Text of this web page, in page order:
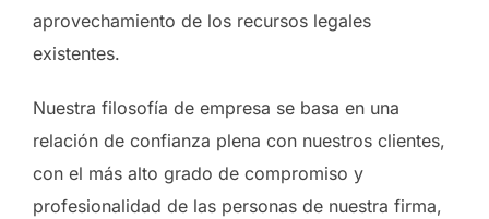
aprovechamiento de los recursos legales
existentes.
Nuestra filosofía de empresa se basa en una
relación de confianza plena con nuestros clientes,
con el más alto grado de compromiso y
profesionalidad de las personas de nuestra firma,